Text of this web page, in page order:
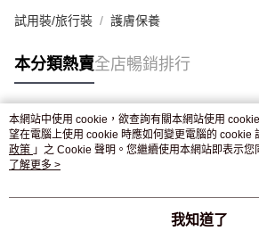
試用裝/旅行裝 護膚保養
本分類熱賣全店暢銷排行
熱門標籤
熱銷排行
本網站中使用 cookie，欲查詢有關本網站使用
望在電腦上使用 cookie 時應如何變更電腦的 cookie
政策 」之 Cookie 聲明。您繼續使用本網站即表示
條款之 Cookie 聲明使用 cookie。
了解更多 >
我知道了